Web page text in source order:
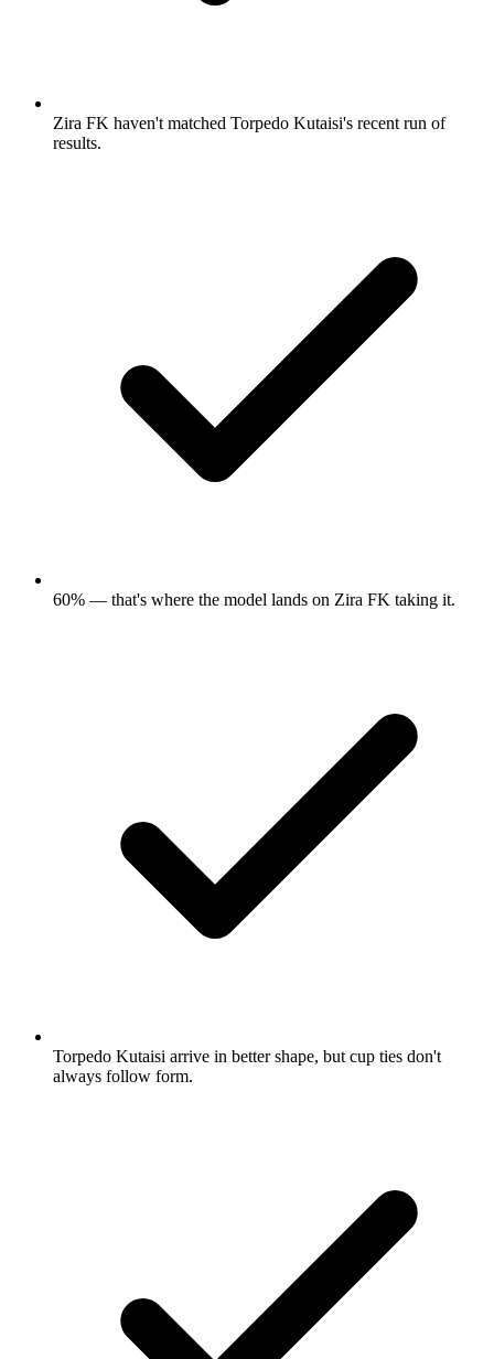
Zira FK haven't matched Torpedo Kutaisi's recent run of
results.
60% — that's where the model lands on Zira FK taking it.
Torpedo Kutaisi arrive in better shape, but cup ties don't
always follow form.